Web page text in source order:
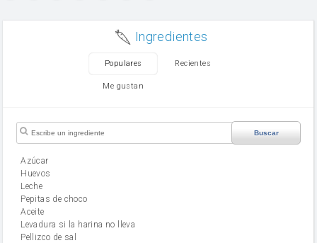
Ingredientes
Populares Recientes
Me gustan
Buscar
Azúcar
huevos
leche
Pepitas de choco
aceite
Levadura si la harina no lleva
Pellizco de sal